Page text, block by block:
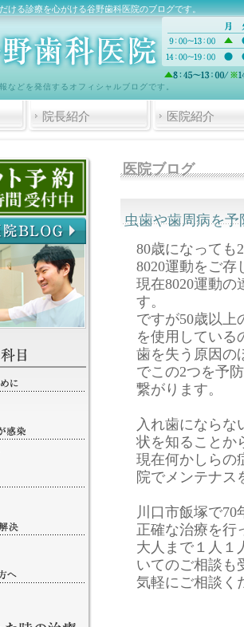
ける診療を心がける谷野歯科医院のブログです。
などを発信するオフィシャルブログです。
院長紹介 医院紹介
医院ブログ
虫歯や歯周病を
80歳になっても
8020運動をご存
現在8020運動の
す。
ですが50歳以上
を使用している
歯を失う原因の
でこの2つを予
繋がります。
入れ歯にならな
状を知ることか
現在何かしらの
院でメンテナス
川口市飯塚で
正確な治療を行
大人まで１人１
いてのご相談も
気軽にご相談く